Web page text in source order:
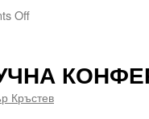
Offon
МЕЖДУНАРОДНО
УЧАСТИЕ
Кръстев